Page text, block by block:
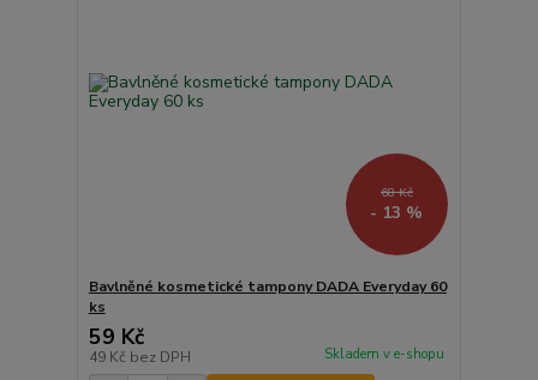
68 Kč
- 13 %
Bavlněné kosmetické tampony DADA Everyday 60
ks
59 Kč
49 Kč bez DPH Skladem v e-shopu